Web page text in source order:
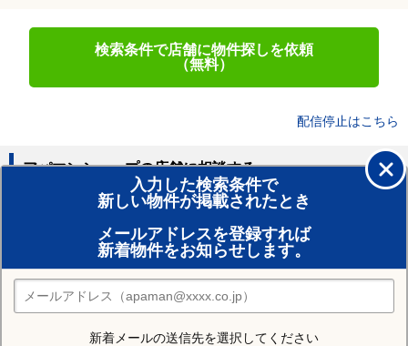
検索条件で店舗に物件探しを依頼
（無料）
配信停止はこちら
入力した検索条件で
新しい物件が掲載されたとき
メールアドレスを登録すれば
新着物件をお知らせします。
新着メールの送信先を選択してください
アパマンショップの店舗に相談する
賃貸のプロがお部屋探し！
おまかせ物件リクエスト
住みたい街の店舗を探す
店舗検索